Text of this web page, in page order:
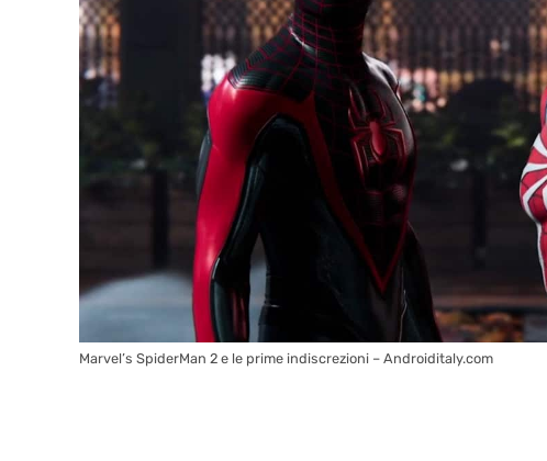
Marvel’s SpiderMan 2 e le prime indiscrezioni – Androiditaly.com